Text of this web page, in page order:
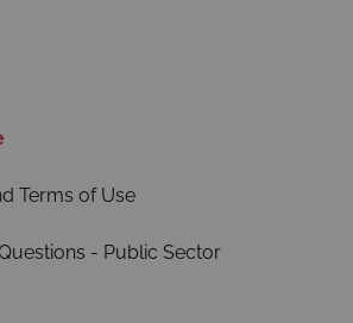
Terms of Use
- Public Sector